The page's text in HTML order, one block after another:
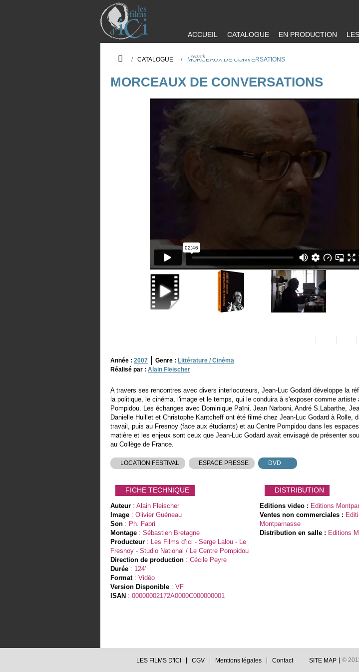
ACCUEIL CATALOGUE EN PRODUCTION
/ CATALOGUE / MORCEAUX DE CONVERSATIONS
MORCEAUX DE CONVERSATIONS
Année : 2007 Genre : Littérature / Cinéma
Réalisé par : Alain Fleischer
A travers ses rencontres avec divers interlocuteurs, Jean-Luc Godard développe la
la politique, le cinéma, l'image et le temps, qui le conduira à s'exposer comme artiste
Pompidou. Les échanges avec Dominique Païni, Jean Narboni, André S.Labarthe,
Danielle Huillet et Christophe Kantcheff ont été filmé chez Jean-Luc Godard à Rolle,
travail, puis au Fresnoy (face aux étudiants) et au Centre Pompidou dans les
matière et les enjeux sont ceux que Jean-Luc Godard avait envisagé de présenter
au Collège de France.
LOCATION FESTIVAL ESPACE PRESSE DVD
FICHE TECHNIQUE
Auteur : Alain Fleischer
Image : Olivier Guéneau
Son : Ph. Fabri
Montage : Sébastien Bretagne
Producteur : Les Films d’ici - Serge Lalou - Le
Fresnoy - Studio National / Le Centre Pompidou
Direction de production : Cécile Peyre
Durée : 124'
Format: Vidéo
Version Disponible : VF
ISAN : 00000002172A0000C000000001
DISTRIBUTION
Editions video : Editions
Ventes non commerciales :
Montparnasse
Distribution en salle : Editions
LES FILMS D'ICI CGV Mentions légales Contact SITE MAP ©